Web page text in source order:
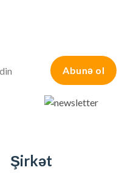
Abunə ol
Şirkət